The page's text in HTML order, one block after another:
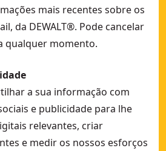
mais recentes sobre os
da DEWALT®. Pode cancelar
qualquer momento.
a sua informação com
e publicidade para lhe
relevantes, criar
e medir os nossos esforços